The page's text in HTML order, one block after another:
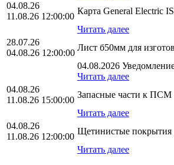
04.08.26
11.08.26 12:00:00
Карта General Electric
Читать далее
28.07.26
04.08.26 12:00:00
Лист б50мм для
04.08.2026
Читать далее
04.08.26
11.08.26 15:00:00
Запасные части к ПСМ
Читать далее
04.08.26
11.08.26 12:00:00
Щетинистые покрытия
Читать далее